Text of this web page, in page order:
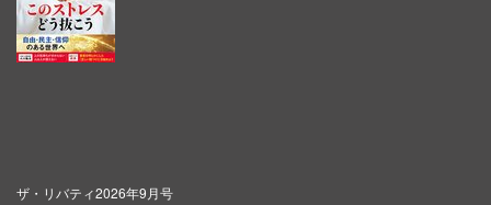
ザ・リバティ2026年9月号